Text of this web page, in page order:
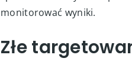
skuteczność. Aby temu
społecznościowych.